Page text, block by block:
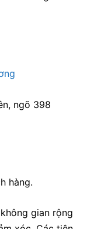
ngõ 398
hàng.
gian rộng